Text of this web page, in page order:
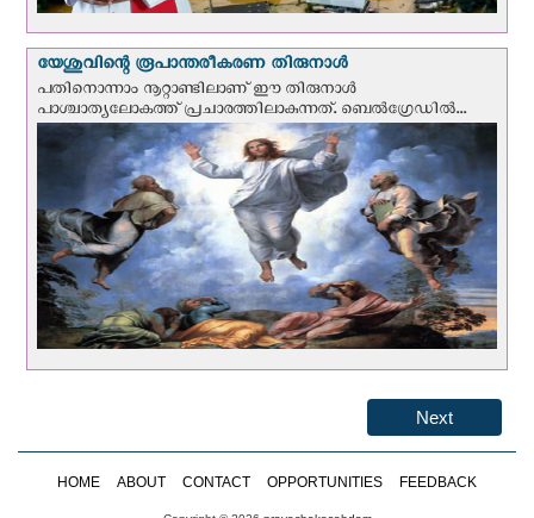
യേശുവിന്റെ രൂപാന്തരീകരണ തിരുനാള്‍
പതിനൊന്നാം നൂറ്റാണ്ടിലാണ് ഈ തിരുനാള്‍
പാശ്ചാത്യലോകത്ത് പ്രചാരത്തിലാകുന്നത്. ബെല്‍ഗ്രേഡില്‍...
Next
HOME ABOUT CONTACT OPPORTUNITIES FEEDBACK